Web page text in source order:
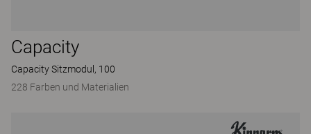
Capacity
Capacity Sitzmodul, 100
228 Farben und Materialien